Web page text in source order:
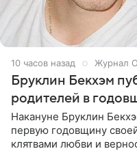
10 часов назад Журнал
Бруклин Бекхэм
родителей в
Накануне Бруклин
первую годовщину
клятвами любви и